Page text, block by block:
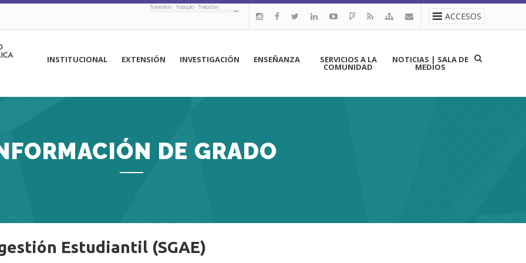
ACCESOS
Translation - Tradução - Traduction
principal
INSTITUCIONAL EXTENSIÓN INVESTIGACIÓN ENSEÑANZA SERVICIOS A LA
COMUNIDAD
NOTICIAS | SALA DE
MEDIOS
DE GRADO
Estudiantil (SGAE)